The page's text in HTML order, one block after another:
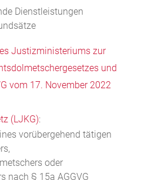
Dienstleistungen
Justizministeriums zur
und
vom 17. November 2022
(LJKG):
vorübergehend tätigen
oder
nach § 15a AGGVG